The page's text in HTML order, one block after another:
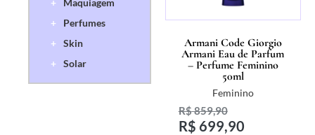
+
Maquiagem
+
Perfumes
+
Skin
+
Solar
Armani Code Giorgio
Armani Eau de Parfum
– Perfume Feminino
50ml
Feminino
R$859,90
R$ 699,90